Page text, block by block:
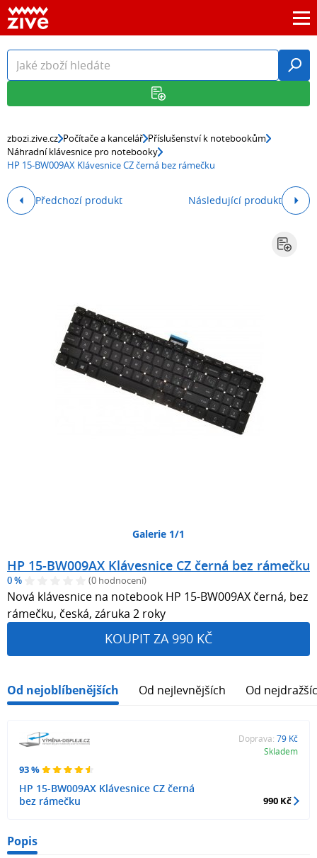
zbozi.zive.cz Počítače a kancelář Příslušenství k notebookům
Náhradní klávesnice pro notebooky
HP 15-BW009AX Klávesnice CZ černá bez rámečku
Předchozí produkt Následující produkt
Galerie 1/1
HP 15-BW009AX Klávesnice CZ černá bez rámečku
0 % (0 hodnocení)
Nová klávesnice na notebook HP 15-BW009AX černá, bez
rámečku, česká, záruka 2 roky
KOUPIT ZA 990 KČ
Od nejoblíbenějších Od nejlevnějších Od
93 %
HP 15-BW009AX Klávesnice CZ černá
bez rámečku
Doprava: 79 Kč
Skladem
990 Kč
Popis